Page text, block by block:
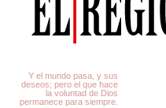
Y el mundo pasa, y sus
deseos; pero el que hace
la voluntad de Dios
permanece para siempre.